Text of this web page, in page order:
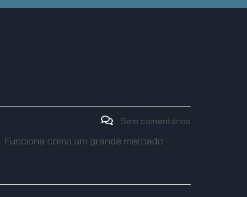
Sem comentários
como um grande mercado